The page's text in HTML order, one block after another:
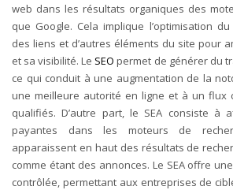
web dans les résultats organiques des
que Google. Cela implique l’optimisation
des liens et d’autres éléments du site pour
et sa visibilité. Le SEO permet de générer du
ce qui conduit à une augmentation de la
une meilleure autorité en ligne et à un flux
qualifiés.D’autre part, le SEA consiste à
payantes dans les moteurs de
apparaissent en haut des résultats de
comme étant des annonces. Le SEA offre
contrôlée, permettant aux entreprises de